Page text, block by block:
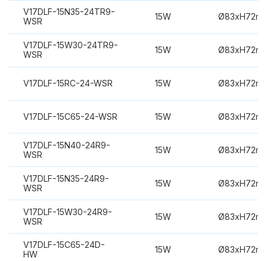
V17DLF-15N35-24TR9-
WSR
15W
V17DLF-15W30-24TR9-
WSR
15W
V17DLF-15RC-24-WSR 15W
V17DLF-15C65-24-WSR 15W
V17DLF-15N40-24R9-
WSR
15W
V17DLF-15N35-24R9-
WSR
15W
V17DLF-15W30-24R9-
WSR
15W
V17DLF-15C65-24D-
HW
15W